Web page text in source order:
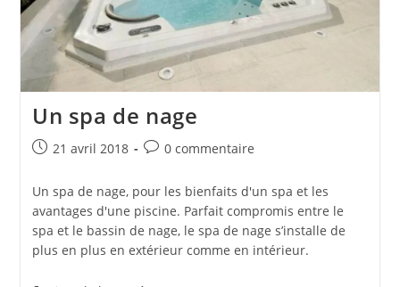
Un spa de nage
Publication
21 avril 2018
Commentaires
la
publication :
0 commentaire
Un spa de nage, pour les bienfaits d'un spa et les
avantages d'une piscine. Parfait compromis entre le
spa et le bassin de nage, le spa de nage s’installe de
plus en plus en extérieur comme en intérieur.